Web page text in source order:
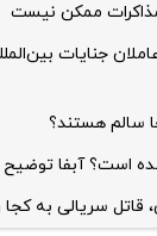
ممکن نیست
جنایات
سالم هستند؟
است؟ آبفا توضیح
قاتل سریالی به